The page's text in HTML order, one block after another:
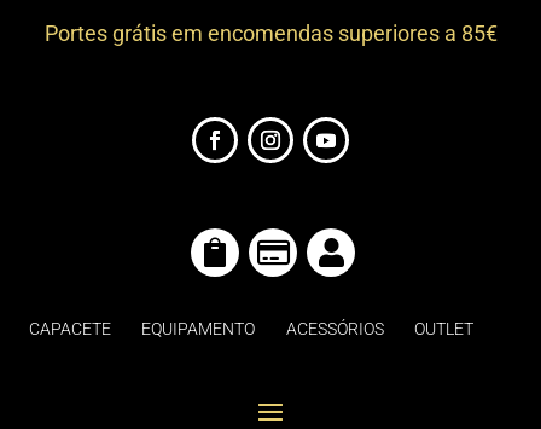
Portes grátis em encomendas superiores a 85€
  
CAPACETE EQUIPAMENTO ACESSÓRIOS OUTLET